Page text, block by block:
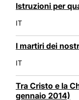
Istruzioni per
IT
I martiri dei
IT
Tra Cristo e la
gennaio 2014)